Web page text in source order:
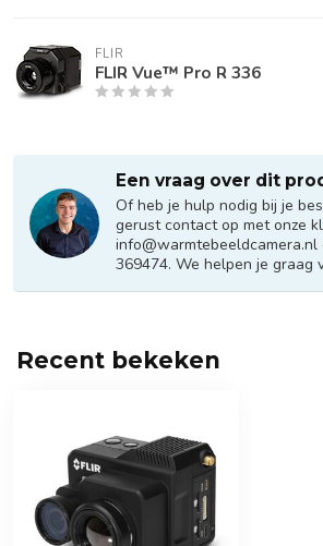
FLIR
FLIR Vue™ Pro R 336
Een vraag over dit
Of heb je hulp nodig bij je
gerust contact op met onze
info@warmtebeeldcamera.nl
369474. We helpen je graag
Recent bekeken